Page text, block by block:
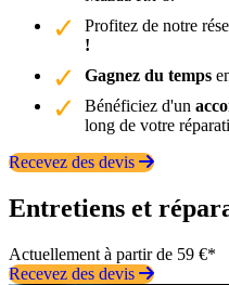
Profitez de notre
!
Gagnez du temps
Bénéficiez d'un
long de votre
Recevez des devis
Entretiens et
Actuellement à partir de 59 €*
Recevez des devis